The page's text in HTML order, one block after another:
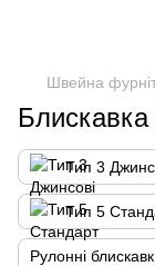
Швейна
Тип 3
Тип 5
Рулонні